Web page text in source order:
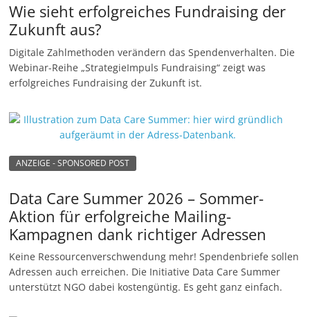
Wie sieht erfolgreiches Fundraising der
Zukunft aus?
Digitale Zahlmethoden verändern das Spendenverhalten. Die
Webinar-Reihe „StrategieImpuls Fundraising“ zeigt was
erfolgreiches Fundraising der Zukunft ist.
ANZEIGE - SPONSORED POST
Data Care Summer 2026 – Sommer-
Aktion für erfolgreiche Mailing-
Kampagnen dank richtiger Adressen
Keine Ressourcenverschwendung mehr! Spendenbriefe sollen
Adressen auch erreichen. Die Initiative Data Care Summer
unterstützt NGO dabei kostengüntig. Es geht ganz einfach.